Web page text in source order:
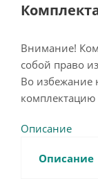
Внимание!
собой право
Во избежание
Описание
Описание